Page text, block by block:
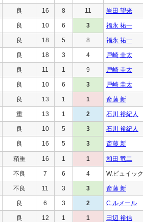
良 16 8 11 岩田 望来
良 10 6 3 福永 祐一
良 18 5 8 福永 祐一
良 18 3 4 戸崎 圭太
良 11 1 9 戸崎 圭太
良 10 6 3 戸崎 圭太
良 13 1 1 斎藤 新
重 13 1 2 石川 裕紀人
良 10 5 3 石川 裕紀人
良 16 5 3 斎藤 新
稍重 16 1 1 和田 竜二
不良 7 6 4 W.ビュイック
不良 11 3 3 斎藤 新
良 6 3 2 C.ルメール
良 12 1 1 田辺 裕信